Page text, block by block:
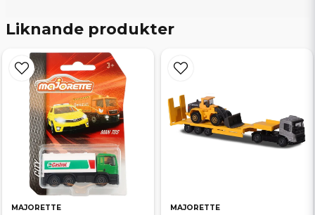
Liknande produkter
MAJORETTE MAJORETTE